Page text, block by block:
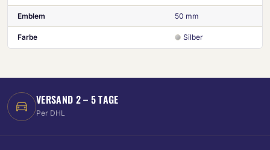
Emblem 50 mm
Farbe Silber
VERSAND 2 – 5 TAGE
Per DHL